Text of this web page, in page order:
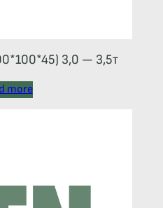
3,0 — 3,5т
more